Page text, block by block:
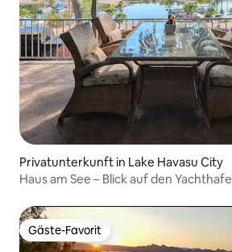
Privatunterkunft in Lake Havasu City
Haus am See – Blick auf den
Gäste-Favorit
Gäste-Favorit